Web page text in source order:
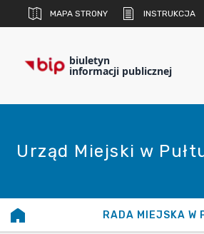
MAPA STRONY INSTRUKCJA
biuletyn
informacji publicznej
Urząd Miejski w
RADA MIEJSKA W